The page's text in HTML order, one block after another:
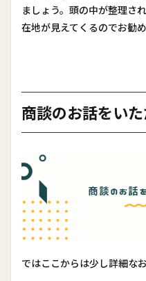
ましょう。頭の中が整理さ
在地が見えてくるのでお勧め
商談のお話をい
ではここからは少し詳細な